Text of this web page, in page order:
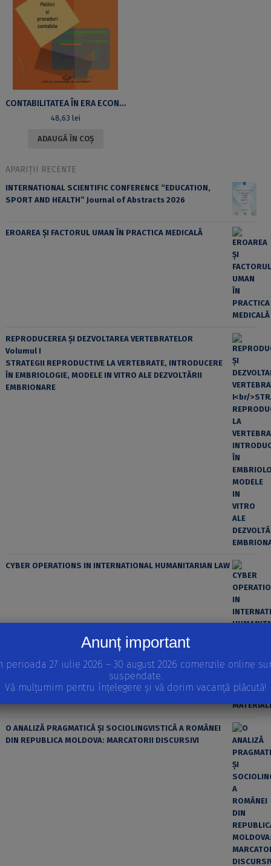
CONTABILITATEA ÎN ERA ECONOMIEI DIGITALE. POLITICI ȘI PROCEDURI CONTABILE
48,63 lei
ADAUGĂ ÎN COȘ
APARIȚII RECENTE
INTERNATIONAL SCIENTIFIC CONFERENCE “EDUCATION,
SPORT AND HEALTH” Journal of Abstracts 2026
EROAREA ȘI FACTORUL UMAN ÎN PRACTICA MEDICALĂ
REPRODUCEREA ȘI DEZVOLTAREA VERTEBRATELOR
Volumul I
STRATEGII REPRODUCTIVE LA VERTEBRATE, INTRODUCERE
ÎN EMBRIOLOGIE, MODELE IN VITRO ALE DEZVOLTĂRII
EMBRIONARE
CYBER OPERATIONS IN INTERNATIONAL HUMANITARIAN LAW
ȘTIINȚA MODERNĂ ȘI MATERIALISMUL
O ANALIZĂ PRAGMATICĂ ȘI SOCIOLINGVISTICĂ A ROMÂNEI
DIN REPUBLICA MOLDOVA: MARCATORII DISCURSIVI
Anunț important
perioada 27 iulie 2026 – 30 august 2026 comenzile online
suspendate.
Vă mulțumim pentru înțelegere și vă dorim vacanță plăcută!